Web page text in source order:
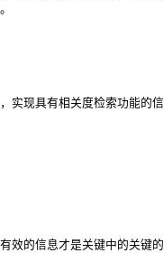
实现具有相关度检索功能的信
效的信息才是关键中的关键的